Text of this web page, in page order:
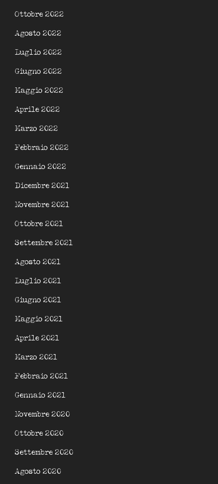
Ottobre 2022
Agosto 2022
Luglio 2022
Giugno 2022
Maggio 2022
Aprile 2022
Marzo 2022
Febbraio 2022
Gennaio 2022
Dicembre 2021
Novembre 2021
Ottobre 2021
Settembre 2021
Agosto 2021
Luglio 2021
Giugno 2021
Maggio 2021
Aprile 2021
Marzo 2021
Febbraio 2021
Gennaio 2021
Novembre 2020
Ottobre 2020
Settembre 2020
Agosto 2020